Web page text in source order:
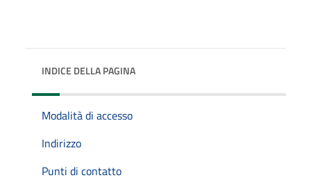
INDICE DELLA PAGINA
Modalità di accesso
Indirizzo
Punti di contatto